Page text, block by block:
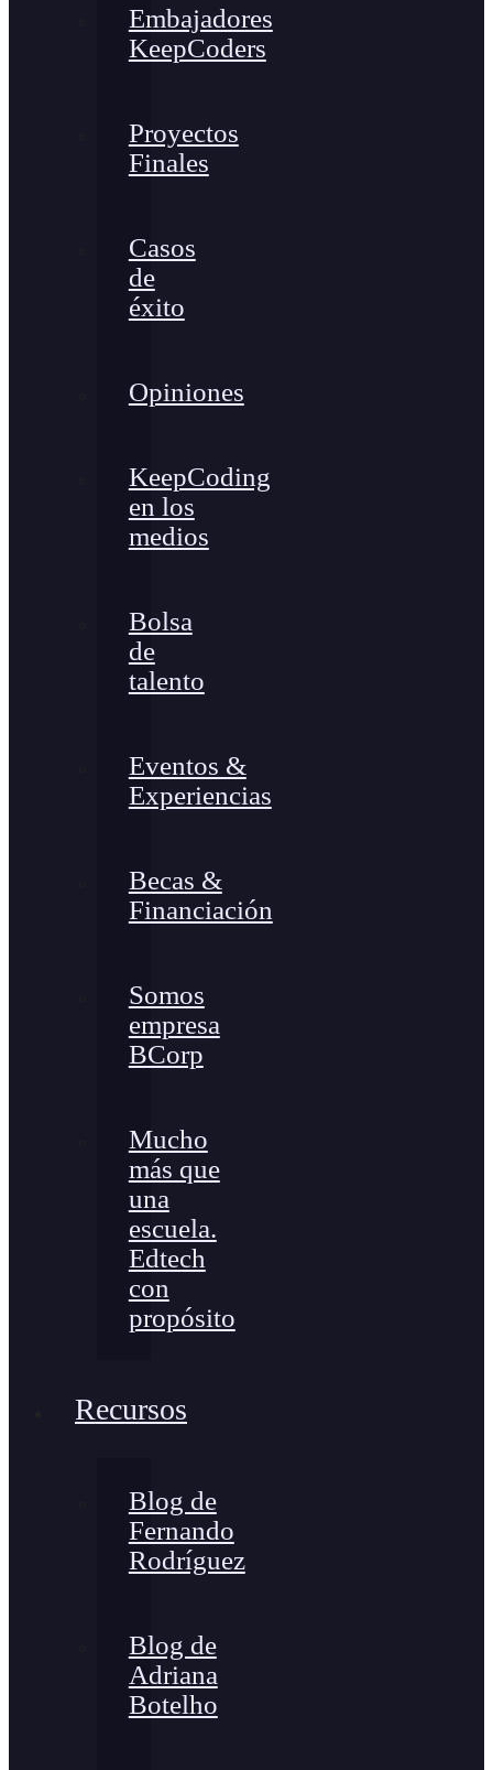
Embajadores
KeepCoders
Proyectos
Finales
Casos
de
éxito
Opiniones
KeepCoding
en los
medios
Bolsa
de
talento
Eventos &
Experiencias
Becas &
Financiación
Somos
empresa
BCorp
Mucho
más que
una
escuela.
Edtech
con
propósito
Recursos
Blog de
Fernando
Rodríguez
Blog de
Adriana
Botelho